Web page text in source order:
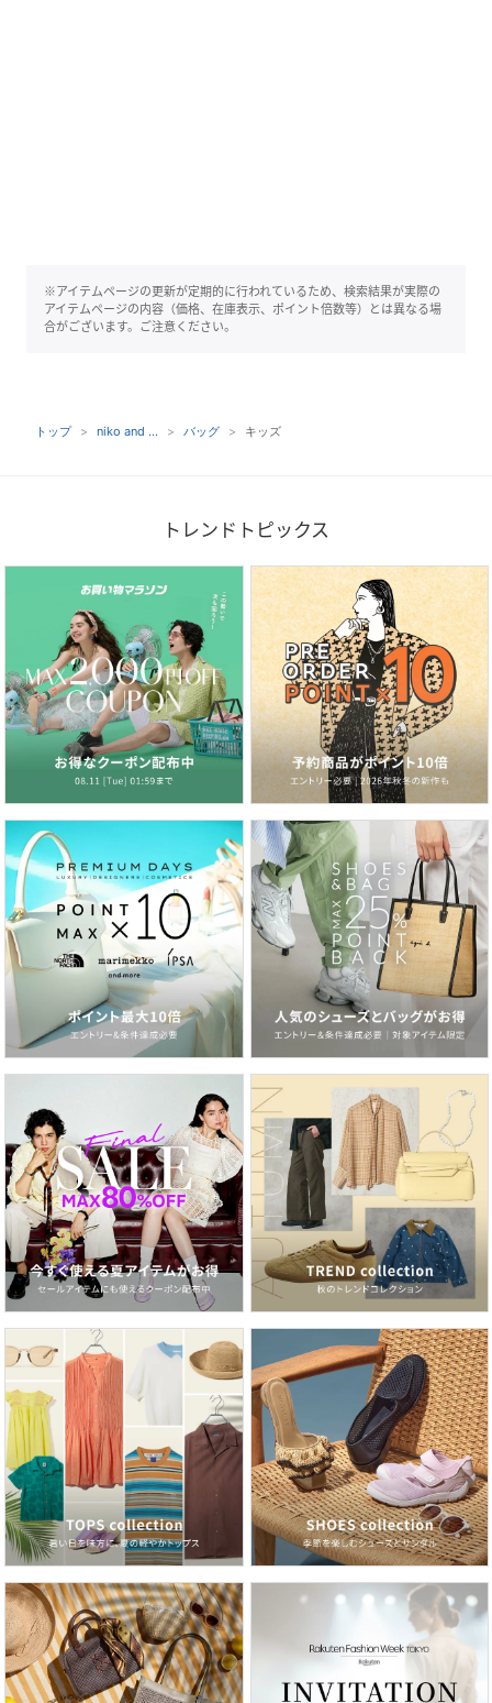
※アイテムページの更新が定期的に行われているため、検索結果が実際の
アイテムページの内容（価格、在庫表示、ポイント倍数等）とは異なる場
合がございます。ご注意ください。
トップ niko and ... バッグ キッズ
トレンドトピックス